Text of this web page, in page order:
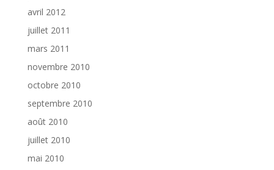
avril 2012
juillet 2011
mars 2011
novembre 2010
octobre 2010
septembre 2010
août 2010
juillet 2010
mai 2010